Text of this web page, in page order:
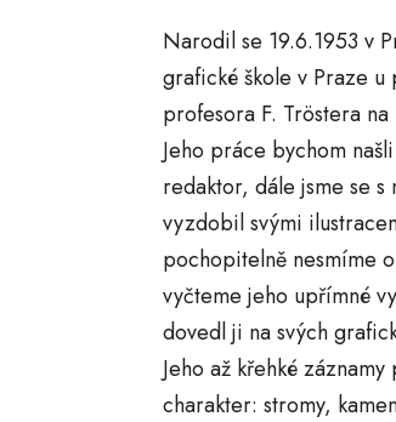
Narodil se 19.6.1953 v
grafické škole v Praze u
profesora F. Tröstera
Jeho práce bychom
redaktor, dále jsme se
vyzdobil svými
pochopitelně nesmíme
vyčteme jeho upřímné
dovedl ji na svých
Jeho až křehké
charakter: stromy,